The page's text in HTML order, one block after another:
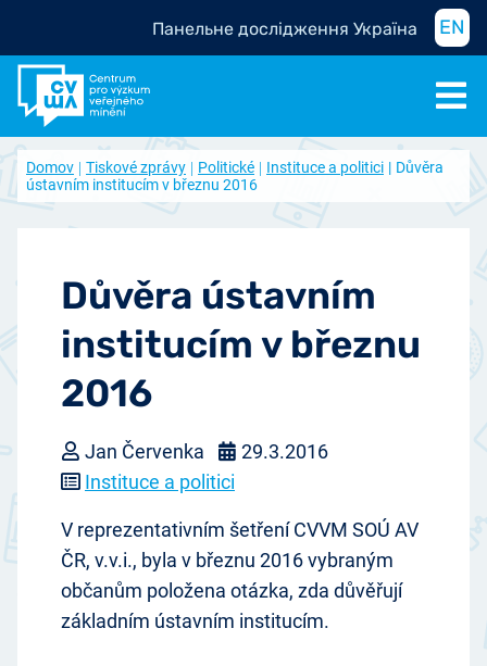
Панельне дослідження Україна EN
Domov Tiskové zprávy Politické Instituce a politici
Důvěra
ústavním institucím v březnu 2016
Důvěra ústavním
institucím v březnu
2016
Jan Červenka
29.3.2016
Instituce a politici
V reprezentativním šetření CVVM SOÚ AV
ČR, v.v.i., byla v březnu 2016 vybraným
občanům položena otázka, zda důvěřují
základním ústavním institucím.